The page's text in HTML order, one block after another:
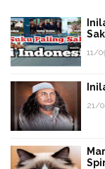
11/
21/